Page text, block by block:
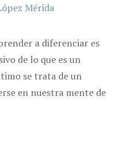
Mérida
a diferenciar es
de lo que es un
se trata de un
en nuestra mente de